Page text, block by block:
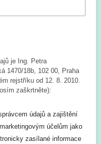
je Ing. Petra
1470/18b, 102 00, Praha
rejstříku od 12. 8. 2010.
zaškrtněte):
údajů a zajištění
účelům jako
zasílané informace